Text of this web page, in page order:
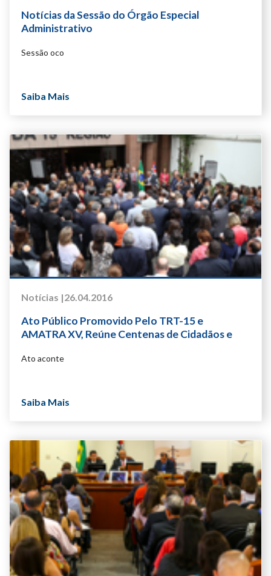
Notícias da Sessão do Órgão Especial
Administrativo
Sessão oco
Saiba Mais
Notícias |26.04.2016
Ato Público Promovido Pelo TRT-15 e
AMATRA XV, Reúne Centenas de Cidadãos e
Ato aconte
Saiba Mais